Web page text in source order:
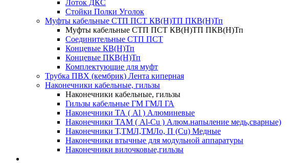
Лоток ДКС
Стойки Полки Уголок
Муфты кабельные СТП ПСТ КВ(Н)ТП ПКВ(Н)Тп
Муфты кабельные СТП ПСТ КВ(Н)ТП ПКВ(Н)Тп
Соединительные СТП ПСТ
Концевые КВ(Н)Тп
Концевые ПКВ(Н)Тп
Комплектующие для муфт
Трубка ПВХ (кембрик) Лента киперная
Наконечники кабельные, гильзы
Наконечники кабельные, гильзы
Гильзы кабельные ГМ ГМЛ ГА
Наконечники ТА ( Al ) Алюминевые
Наконечники ТАМ ( Al-Cu ) Алюм.напыление медь,сварные)
Наконечники Т,ТМЛ,ТМЛо, П (Cu) Медные
Наконечники втычные для модульной аппаратуры
Наконечники вилочковые,гильзы